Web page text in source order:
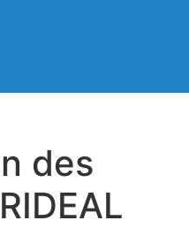
des